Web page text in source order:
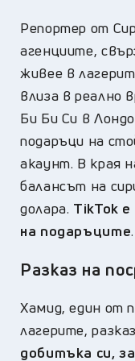
Репортер от
агенциите,
живее в
влиза в реално
Би Би Си в
подаръци на
акаунт. В края
балансът на
долара. TikTok
на подаръците.
Разказ на
Хамид, един от
лагерите,
добитъка си,